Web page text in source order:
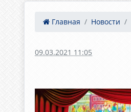
Главная Новости
09.03.2021 11:05